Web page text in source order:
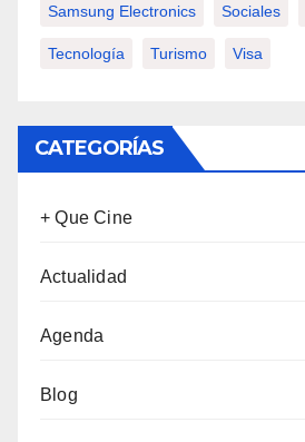
Samsung Electronics Sociales
Tecnología Turismo Visa
CATEGORÍAS
+ Que Cine
Actualidad
Agenda
Blog